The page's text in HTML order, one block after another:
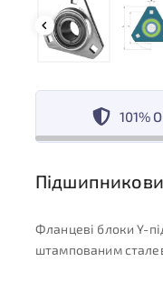
101%
Фланцеві блоки Y-
штампованим